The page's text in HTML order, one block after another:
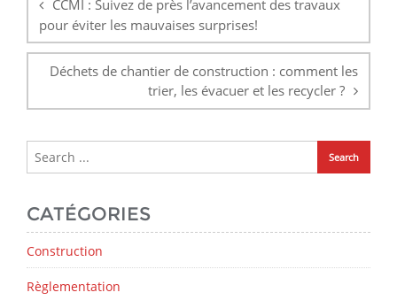
l’article
CCMI : Suivez de près l’avancement des travaux
pour éviter les mauvaises surprises!
Déchets de chantier de construction : comment les
trier, les évacuer et les recycler ?
CATÉGORIES
Construction
Règlementation